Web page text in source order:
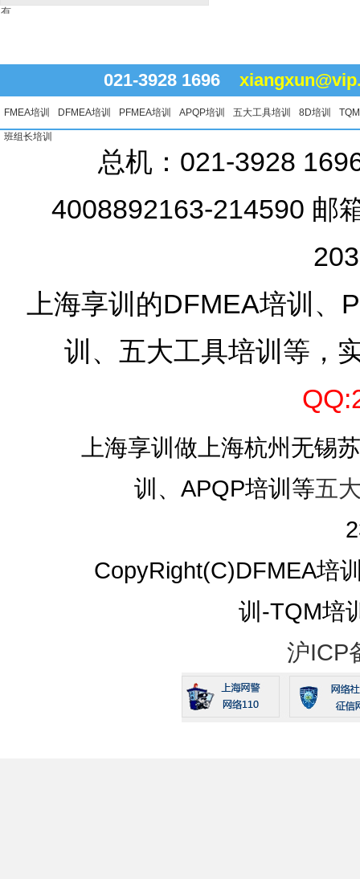
有
021-3928 1696
FMEA培训 DFMEA培训 PFMEA培训 APQP培训 五大工具培训 8D培训
班组长培训
总机：021-3928
4008892163-214590 邮
上海享训的DFMEA培训
训、五大工具培训等，
上海享训做上海杭州无锡
训、APQP培训等五
CopyRight(C)DFMEA培
训-TQM培
沪ICP